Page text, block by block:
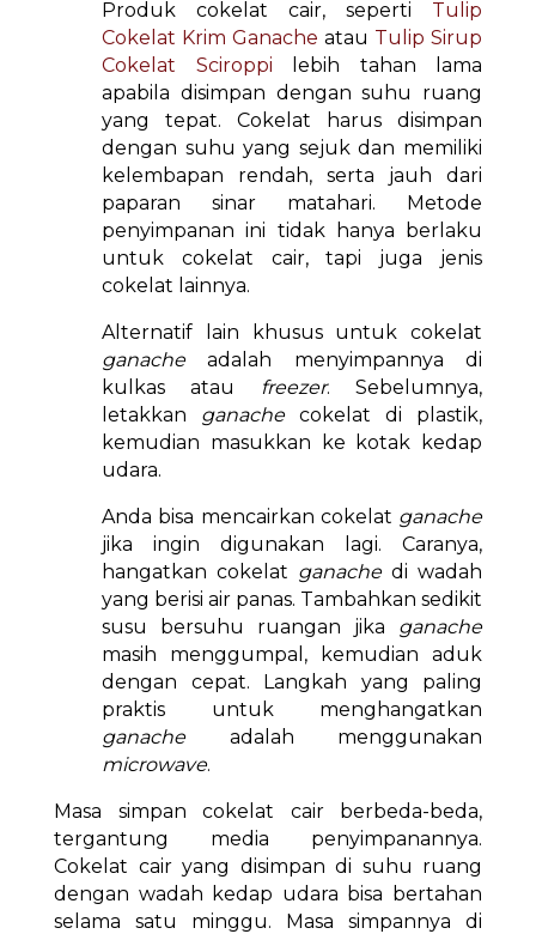
Produk cokelat cair, seperti Tulip
Cokelat Krim Ganache atau Tulip Sirup
Cokelat Sciroppi lebih tahan lama
apabila disimpan dengan suhu ruang
yang tepat. Cokelat harus disimpan
dengan suhu yang sejuk dan memiliki
kelembapan rendah, serta jauh dari
paparan sinar matahari. Metode
penyimpanan ini tidak hanya berlaku
untuk cokelat cair, tapi juga jenis
cokelat lainnya.
Alternatif lain khusus untuk cokelat
ganacheadalah menyimpannya di
kulkas atau freezer. Sebelumnya,
letakkan ganache cokelat di plastik,
kemudian masukkan ke kotak kedap
udara.
Anda bisa mencairkan cokelat ganache
jika ingin digunakan lagi. Caranya,
hangatkan cokelat ganache di wadah
yang berisi air panas. Tambahkan sedikit
susu bersuhu ruangan jika ganache
masih menggumpal, kemudian aduk
dengan cepat. Langkah yang paling
praktis untuk menghangatkan
ganache adalah menggunakan
microwave.
Masa simpan cokelat cair berbeda-beda,
tergantung media penyimpanannya.
Cokelat cair yang disimpan di suhu ruang
dengan wadah kedap udara bisa bertahan
selama satu minggu. Masa simpannya di